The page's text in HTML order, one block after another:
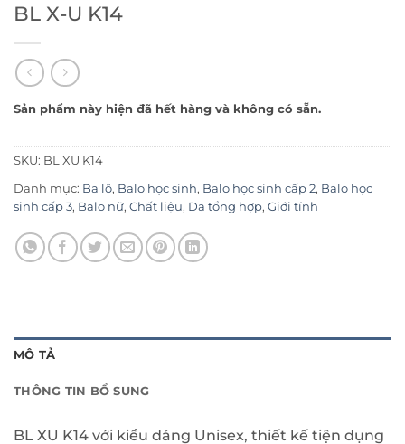
BL X-U K14
Sản phẩm này hiện đã hết hàng và không có sẵn.
SKU: BL XU K14
Danh mục: Ba lô, Balo học sinh, Balo học sinh cấp 2, Balo học
sinh cấp 3, Balo nữ, Chất liệu, Da tổng hợp, Giới tính
MÔ TẢ
THÔNG TIN BỔ SUNG
BL XU K14 với kiểu dáng Unisex, thiết kế tiện dụng